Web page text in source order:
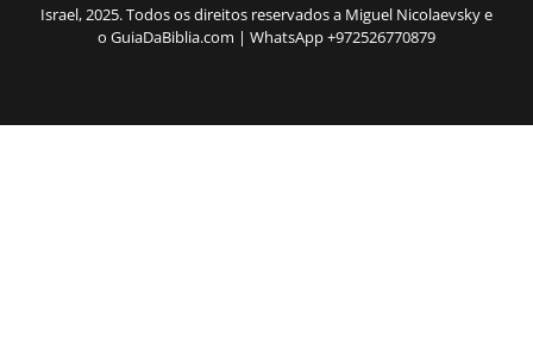
Israel, 2025. Todos os direitos reservados a Miguel Nicolaevsky e
o GuiaDaBiblia.com | WhatsApp +972526770879